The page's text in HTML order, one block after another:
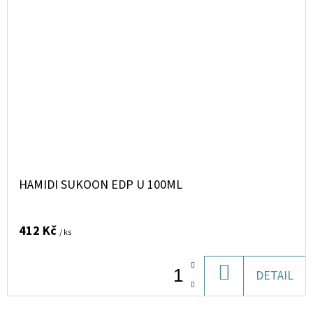
HAMIDI SUKOON EDP U 100ML
412 Kč / ks
KOŠÍKU
DETAIL